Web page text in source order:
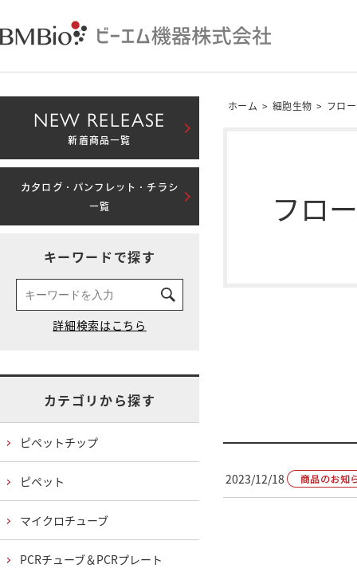
ホーム > 細胞生物 > フロ
フロ
2023/12/18
NEW RELEASE
新着商品一覧
カタログ・パンフレット・チラシ
一覧
キーワードで探す
カテゴリから探す
ピペットチップ
ピペット
マイクロチューブ
PCRチューブ＆PCRプレート